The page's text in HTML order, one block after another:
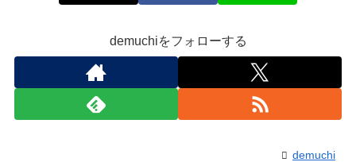
demuchiをフォローする
demuchi